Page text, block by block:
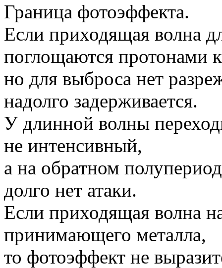
Граница фотоэффекта.
Если приходящая волна
поглощаются протонами
но для выброса нет
надолго задерживается.
У длинной волны
не интенсивный,
а на обратном
долго нет атаки.
Если приходящая волна
принимающего металла,
то фотоэффект не